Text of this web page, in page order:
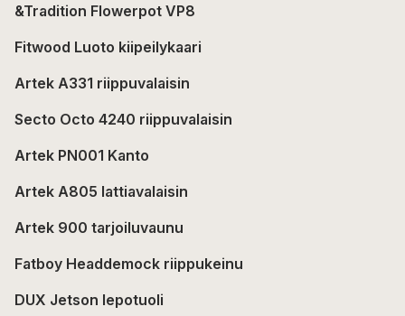
&Tradition Flowerpot VP8
Fitwood Luoto kiipeilykaari
Artek A331 riippuvalaisin
Secto Octo 4240 riippuvalaisin
Artek PN001 Kanto
Artek A805 lattiavalaisin
Artek 900 tarjoiluvaunu
Fatboy Headdemock riippukeinu
DUX Jetson lepotuoli